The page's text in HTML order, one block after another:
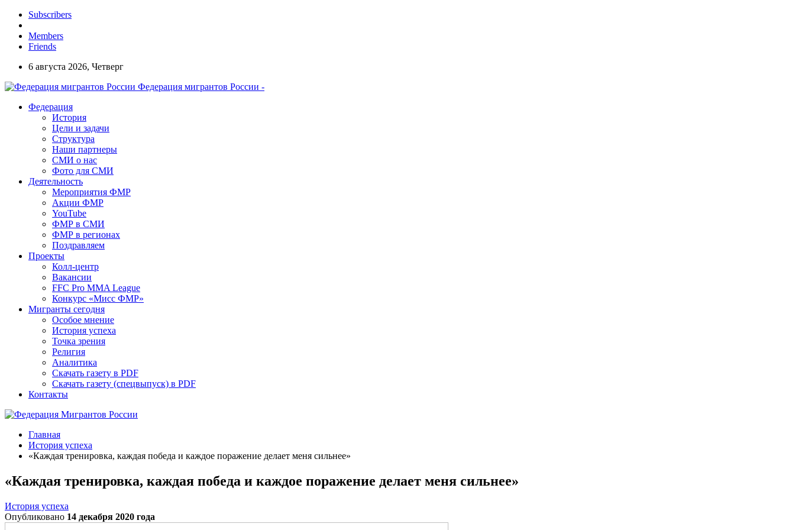
Subscribers
Members
Friends
6 августа 2026, Четверг
Федерация мигрантов России -
Федерация
История
Цели и задачи
Структура
Наши партнеры
СМИ о нас
Фото для СМИ
Деятельность
Мероприятия ФМР
Акции ФМР
YouTube
ФМР в СМИ
ФМР в регионах
Поздравляем
Проекты
Колл-центр
Вакансии
FFC Pro MMA League
Конкурс «Мисс ФМР»
Мигранты сегодня
Особое мнение
История успеха
Точка зрения
Религия
Аналитика
Скачать газету в PDF
Скачать газету (спецвыпуск) в PDF
Контакты
Главная
История успеха
«Каждая тренировка, каждая победа и каждое поражение делает меня сильнее»
«Каждая тренировка, каждая победа и каждое поражение делает меня сильнее»
История успеха
Опубликовано 14 декабря 2020 года